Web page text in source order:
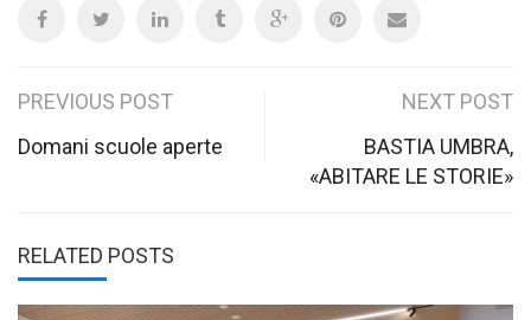
Post
navigation
PREVIOUS POST
Domani scuole aperte
NEXT POST
BASTIA UMBRA,
«ABITARE LE STORIE»
RELATED POSTS